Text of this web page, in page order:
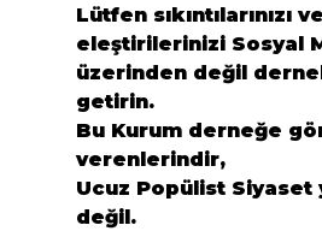
Lütfen sıkıntılarınızı ve
eleştirilerinizi Sosyal
üzerinden değil
getirin.
Bu Kurum derneğe
verenlerindir,
Ucuz Popülist Siyaset
değil.